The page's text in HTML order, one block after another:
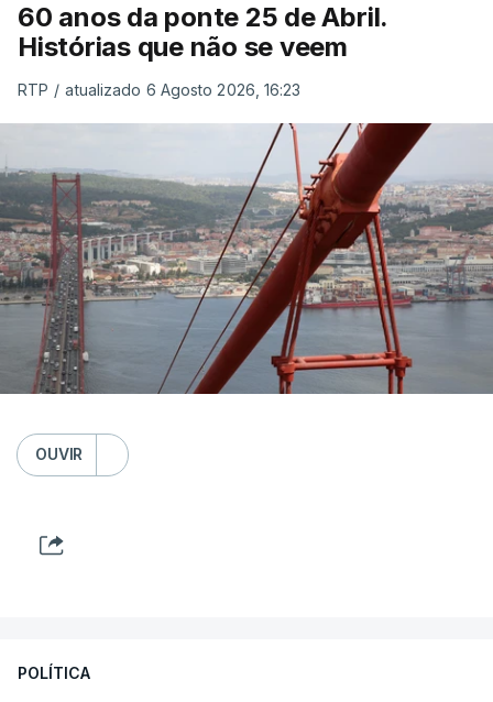
60 anos da ponte 25 de Abril.
Histórias que não se veem
RTP / atualizado 6 Agosto 2026, 16:23
OUVIR
POLÍTICA